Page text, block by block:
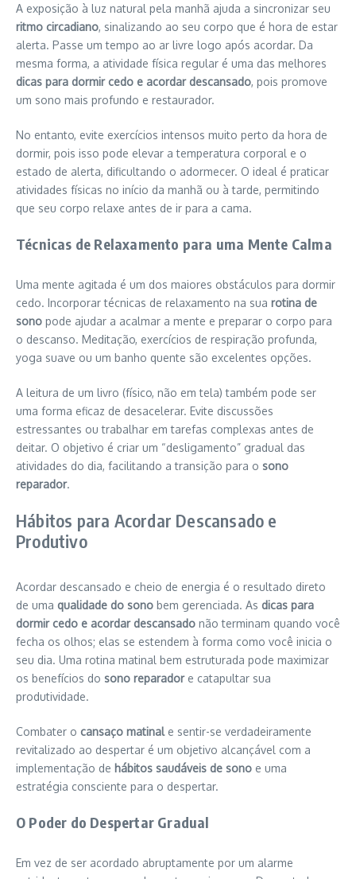
A exposição à luz natural pela manhã ajuda a sincronizar seu
ritmo circadiano, sinalizando ao seu corpo que é hora de estar
alerta. Passe um tempo ao ar livre logo após acordar. Da
mesma forma, a atividade física regular é uma das melhores
dicas para dormir cedo e acordar descansado, pois promove
um sono mais profundo e restaurador.
No entanto, evite exercícios intensos muito perto da hora de
dormir, pois isso pode elevar a temperatura corporal e o
estado de alerta, dificultando o adormecer. O ideal é praticar
atividades físicas no início da manhã ou à tarde, permitindo
que seu corpo relaxe antes de ir para a cama.
Técnicas de Relaxamento para uma Mente Calma
Uma mente agitada é um dos maiores obstáculos para dormir
cedo. Incorporar técnicas de relaxamento na sua rotina de
sono pode ajudar a acalmar a mente e preparar o corpo para
o descanso. Meditação, exercícios de respiração profunda,
yoga suave ou um banho quente são excelentes opções.
A leitura de um livro (físico, não em tela) também pode ser
uma forma eficaz de desacelerar. Evite discussões
estressantes ou trabalhar em tarefas complexas antes de
deitar. O objetivo é criar um “desligamento” gradual das
atividades do dia, facilitando a transição para o sono
reparador.
Hábitos para Acordar Descansado e
Produtivo
Acordar descansado e cheio de energia é o resultado direto
de uma qualidade do sono bem gerenciada. As dicas para
dormir cedo e acordar descansado não terminam quando você
fecha os olhos; elas se estendem à forma como você inicia o
seu dia. Uma rotina matinal bem estruturada pode maximizar
os benefícios do sono reparadore catapultar sua
produtividade.
Combater o cansaço matinale sentir-se verdadeiramente
revitalizado ao despertar é um objetivo alcançável com a
implementação de hábitos saudáveis de sono e uma
estratégia consciente para o despertar.
O Poder do Despertar Gradual
Em vez de ser acordado abruptamente por um alarme